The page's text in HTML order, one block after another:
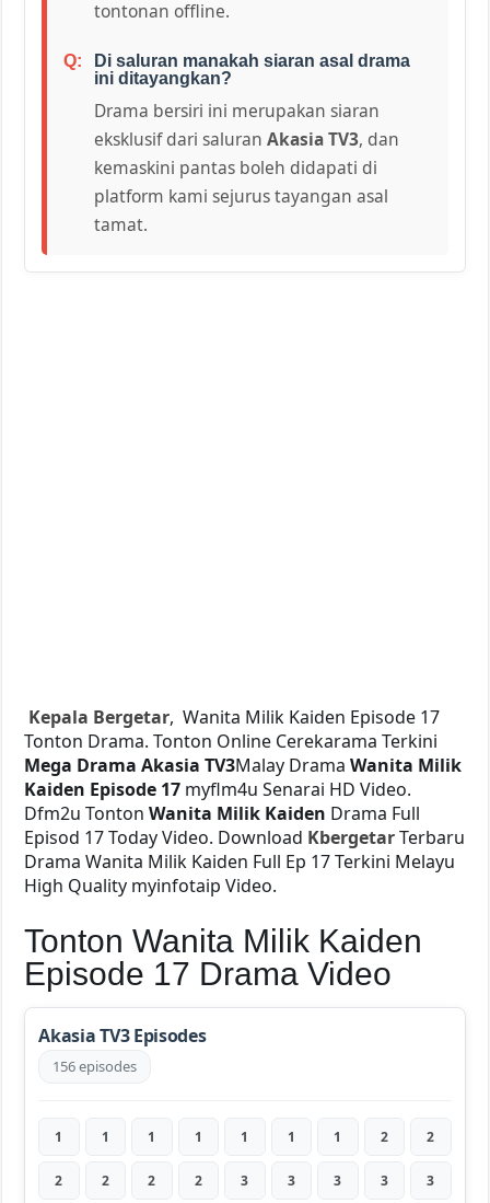
tontonan offline.
Di saluran manakah siaran asal drama
ini ditayangkan?
Drama bersiri ini merupakan siaran
eksklusif dari saluranAkasia TV3, dan
kemaskini pantas boleh didapati di
platform kami sejurus tayangan asal
tamat.
Kepala Bergetar, Wanita Milik Kaiden Episode 17
Tonton Drama. Tonton Online Cerekarama Terkini
Mega Drama Akasia TV3Malay DramaWanita Milik
Kaiden Episode 17 myflm4u Senarai HD Video.
Dfm2u TontonWanita Milik Kaiden Drama Full
Episod 17 Today Video. Download KbergetarTerbaru
Drama Wanita Milik Kaiden Full Ep 17 Terkini Melayu
High Quality myinfotaip Video.
Tonton Wanita Milik Kaiden
Episode 17 Drama Video
Akasia TV3 Episodes
156 episodes
1 1 1 1 1 1 1 2 2
2 2 2 2 3 3 3 3 3